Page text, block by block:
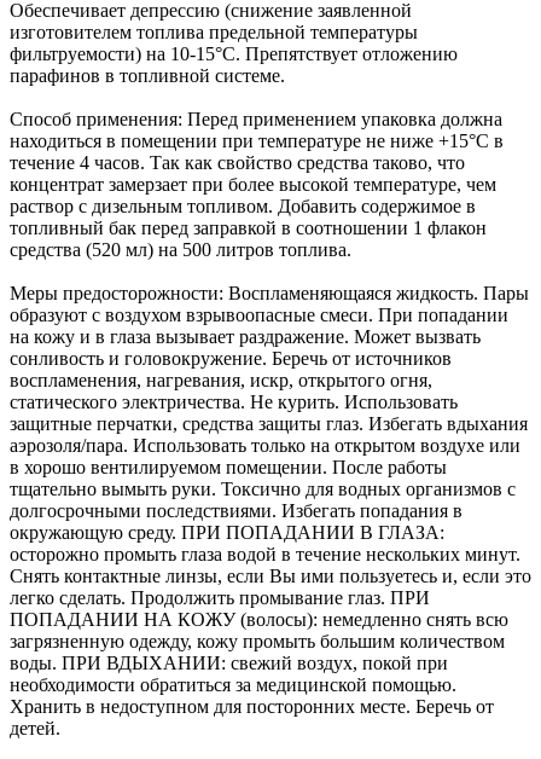
Обеспечивает депрессию (снижение заявленной
изготовителем топлива предельной температуры
фильтруемости) на 10-15°С. Препятствует отложению
парафинов в топливной системе.
Способ применения: Перед применением упаковка должна
находиться в помещении при температуре не ниже +15°С в
течение 4 часов. Так как свойство средства таково, что
концентрат замерзает при более высокой температуре, чем
раствор с дизельным топливом. Добавить содержимое в
топливный бак перед заправкой в соотношении 1 флакон
средства (520 мл) на 500 литров топлива.
Меры предосторожности: Воспламеняющаяся жидкость. Пары
образуют с воздухом взрывоопасные смеси. При попадании
на кожу и в глаза вызывает раздражение. Может вызвать
сонливость и головокружение. Беречь от источников
воспламенения, нагревания, искр, открытого огня,
статического электричества. Не курить. Использовать
защитные перчатки, средства защиты глаз. Избегать вдыхания
аэрозоля/пара. Использовать только на открытом воздухе или
в хорошо вентилируемом помещении. После работы
тщательно вымыть руки. Токсично для водных организмов с
долгосрочными последствиями. Избегать попадания в
окружающую среду. ПРИ ПОПАДАНИИ В ГЛАЗА:
осторожно промыть глаза водой в течение нескольких минут.
Снять контактные линзы, если Вы ими пользуетесь и, если это
легко сделать. Продолжить промывание глаз. ПРИ
ПОПАДАНИИ НА КОЖУ (волосы): немедленно снять всю
загрязненную одежду, кожу промыть большим количеством
воды. ПРИ ВДЫХАНИИ: свежий воздух, покой при
необходимости обратиться за медицинской помощью.
Хранить в недоступном для посторонних месте. Беречь от
детей.